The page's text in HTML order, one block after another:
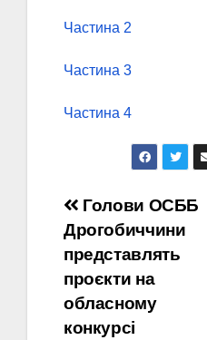
Частина 2
Частина 3
Частина 4
Навігація
записів
Голови ОСББ
Дрогобиччини
представлять
проєкти на
обласному
конкурсі